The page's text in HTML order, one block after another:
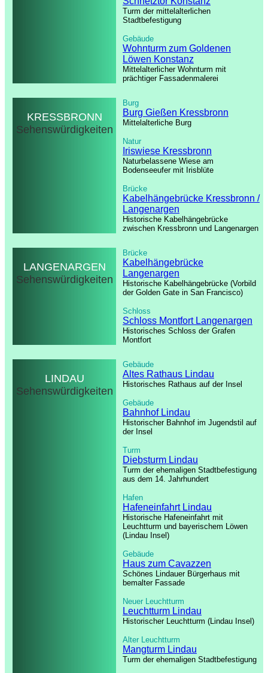
Turm der mittelalterlichen
Stadtbefestigung
Gebäude
Wohnturm zum Goldenen
Löwen Konstanz
Mittelalterlicher Wohnturm mit
prächtiger Fassadenmalerei
KRESSBRONN
Sehenswürdigkeiten
Burg
Burg Gießen Kressbronn
Mittelalterliche Burg
Natur
Iriswiese Kressbronn
Naturbelassene Wiese am
Bodenseeufer mit Irisblüte
Brücke
Kabelhängebrücke Kressbronn /
Langenargen
Historische Kabelhängebrücke
zwischen Kressbronn und Langenargen
LANGENARGEN
Sehenswürdigkeiten
Brücke
Kabelhängebrücke
Langenargen
Historische Kabelhängebrücke (Vorbild
der Golden Gate in San Francisco)
Schloss
Schloss Montfort Langenargen
Historisches Schloss der Grafen
Montfort
LINDAU
Sehenswürdigkeiten
Gebäude
Altes Rathaus Lindau
Historisches Rathaus auf der Insel
Gebäude
Bahnhof Lindau
Historischer Bahnhof im Jugendstil auf
der Insel
Turm
Diebsturm Lindau
Turm der ehemaligen Stadtbefestigung
aus dem 14. Jahrhundert
Hafen
Hafeneinfahrt Lindau
Historische Hafeneinfahrt mit
Leuchtturm und bayerischem Löwen
(Lindau Insel)
Gebäude
Haus zum Cavazzen
Schönes Lindauer Bürgerhaus mit
bemalter Fassade
Neuer Leuchtturm
Leuchtturm Lindau
Historischer Leuchtturm (Lindau Insel)
Alter Leuchtturm
Mangturm Lindau
Turm der ehemaligen Stadtbefestigung